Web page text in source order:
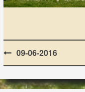
Post
navigation
09-06-2016